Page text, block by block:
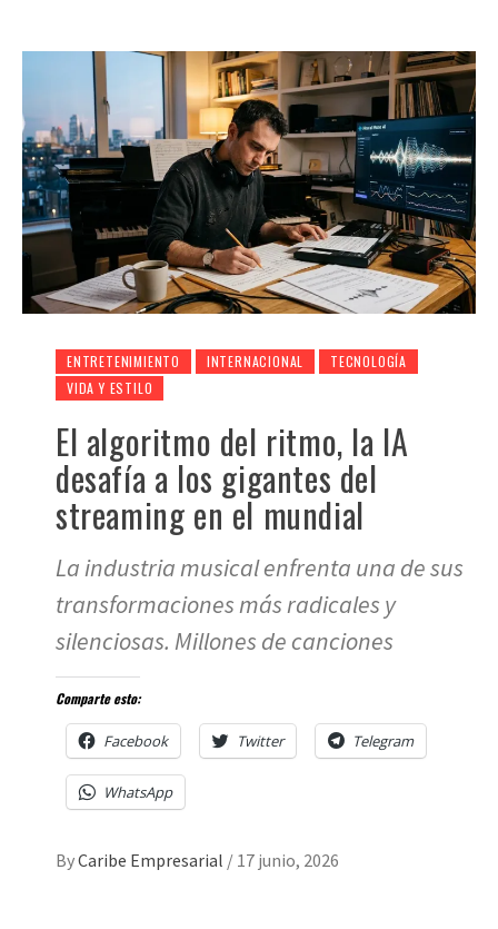
ENTRETENIMIENTO INTERNACIONAL
TECNOLOGÍA
VIDA Y ESTILO
El algoritmo del ritmo, la IA
desafía a los gigantes del
streaming en el mundial
La industria musical enfrenta una de sus
transformaciones más radicales y
silenciosas. Millones de canciones
Comparte esto:
Facebook Twitter Telegram
WhatsApp
ByCaribe Empresarial / 17 junio, 2026